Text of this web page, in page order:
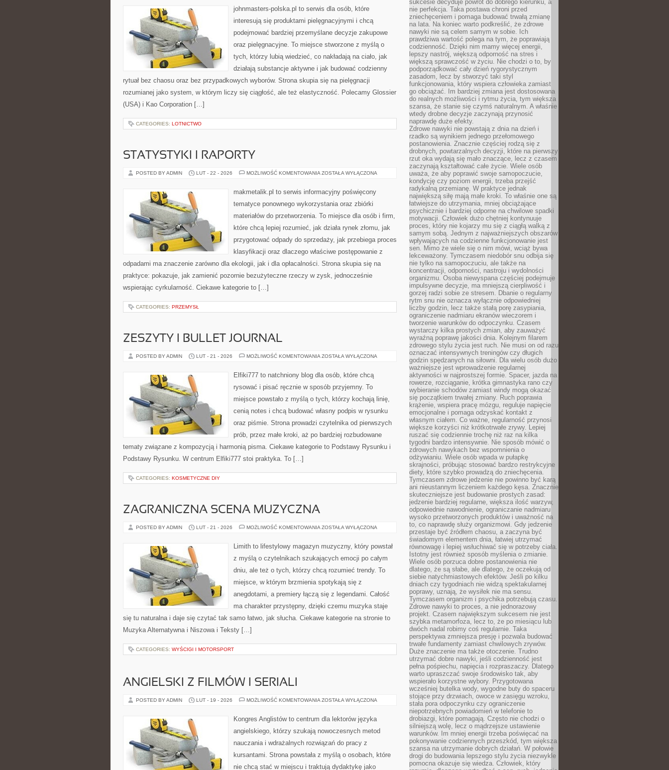
johnmasters-polska.pl to serwis dla osób, które
interesują się produktami pielęgnacyjnymi i chcą
podejmować bardziej przemyślane decyzje zakupowe
oraz pielęgnacyjne. To miejsce stworzone z myślą o
tych, którzy lubią wiedzieć, co nakładają na ciało, jak
działają substancje aktywne i jak budować codzienny
rytuał bez chaosu oraz bez przypadkowych wyborów. Strona skupia się na pielęgnacji
rozumianej jako system, w którym liczy się ciągłość, ale też elastyczność. Polecamy Glossier
(USA) i Kao Corporation […]
CATEGORIES: LOTNICTWO
STATYSTYKI I RAPORTY
POSTED BY ADMIN LUT - 22 - 2026 MOŻLIWOŚĆ KOMENTOWANIA STATYSTYKI
ZOSTAŁA WYŁĄCZONA
makmetalik.pl to serwis informacyjny poświęcony
tematyce ponownego wykorzystania oraz zbiórki
materiałów do przetworzenia. To miejsce dla osób i firm,
które chcą lepiej rozumieć, jak działa rynek złomu, jak
przygotować odpady do sprzedaży, jak przebiega proces
klasyfikacji oraz dlaczego właściwe postępowanie z
odpadami ma znaczenie zarówno dla ekologii, jak i dla opłacalności. Strona skupia się na
praktyce: pokazuje, jak zamienić pozornie bezużyteczne rzeczy w zysk, jednocześnie
wspierając cyrkularność. Ciekawe kategorie to […]
CATEGORIES: PRZEMYSŁ
ZESZYTY I BULLET JOURNAL
POSTED BY ADMIN LUT - 21 - 2026 MOŻLIWOŚĆ KOMENTOWANIA ZESZYTY
JOURNAL
ZOSTAŁA WYŁĄCZONA
Elfiki777 to natchniony blog dla osób, które chcą
rysować i pisać ręcznie w sposób przyjemny. To
miejsce powstało z myślą o tych, którzy kochają linię,
cenią notes i chcą budować własny podpis w rysunku
oraz piśmie. Strona prowadzi czytelnika od pierwszych
prób, przez małe kroki, aż po bardziej rozbudowane
tematy związane z kompozycją i harmonią pisma. Ciekawe kategorie to Podstawy Rysunku i
Podstawy Rysunku. W centrum Elfiki777 stoi praktyka. To […]
CATEGORIES: KOSMETYCZNE DIY
ZAGRANICZNA SCENA MUZYCZNA
POSTED BY ADMIN LUT - 21 - 2026 MOŻLIWOŚĆ KOMENTOWANIA ZAGRANICZNA
ZOSTAŁA WYŁĄCZONA
Limith to lifestylowy magazyn muzyczny, który powstał
z myślą o czytelnikach szukających emocji po całym
dniu, ale też o tych, którzy chcą rozumieć trendy. To
miejsce, w którym brzmienia spotykają się z
anegdotami, a premiery łączą się z legendami. Całość
ma charakter przystępny, dzięki czemu muzyka staje
się tu naturalna i daje się czytać tak samo łatwo, jak słucha. Ciekawe kategorie na stronie to
Muzyka Alternatywna i Niszowa i Teksty […]
CATEGORIES: WYŚCIGI I MOTORSPORT
ANGIELSKI Z FILMÓW I SERIALI
POSTED BY ADMIN LUT - 19 - 2026 MOŻLIWOŚĆ KOMENTOWANIA ANGIELSKI
SERIALI
ZOSTAŁA WYŁĄCZONA
Kongres Anglistów to centrum dla lektorów języka
angielskiego, którzy szukają nowoczesnych metod
nauczania i wdrażalnych rozwiązań do pracy z
kursantami. Strona powstała z myślą o osobach, które
nie chcą stać w miejscu i traktują dydaktykę jako
sukcesie decyduje powrót do dobrego kierunku, a
nie perfekcja. Taka postawa chroni przed
zniechęceniem i pomaga budować trwałą zmianę
na lata. Na koniec warto podkreślić, że zdrowe
nawyki nie są celem samym w sobie. Ich
prawdziwa wartość polega na tym, że poprawiają
codzienność. Dzięki nim mamy więcej energii,
lepszy nastrój, większą odporność na stres i
większą sprawczość w życiu. Nie chodzi o to, by
podporządkować cały dzień rygorystycznym
zasadom, lecz by stworzyć taki styl
funkcjonowania, który wspiera człowieka zamiast
go obciążać. Im bardziej zmiana jest dostosowana
do realnych możliwości i rytmu życia, tym większa
szansa, że stanie się czymś naturalnym. A właśnie
wtedy drobne decyzje zaczynają przynosić
naprawdę duże efekty.
Zdrowe nawyki nie powstają z dnia na dzień i
rzadko są wynikiem jednego przełomowego
postanowienia. Znacznie częściej rodzą się z
drobnych, powtarzalnych decyzji, które na pierwszy
rzut oka wydają się mało znaczące, lecz z czasem
zaczynają kształtować całe życie. Wiele osób
uważa, że aby poprawić swoje samopoczucie,
kondycję czy poziom energii, trzeba przejść
radykalną przemianę. W praktyce jednak
największą siłę mają małe kroki. To właśnie one są
łatwiejsze do utrzymania, mniej obciążające
psychicznie i bardziej odporne na chwilowe spadki
motywacji. Człowiek dużo chętniej kontynuuje
proces, który nie kojarzy mu się z ciągłą walką z
samym sobą. Jednym z najważniejszych obszarów
wpływających na codzienne funkcjonowanie jest
sen. Mimo że wiele się o nim mówi, wciąż bywa
lekceważony. Tymczasem niedobór snu odbija się
nie tylko na samopoczuciu, ale także na
koncentracji, odporności, nastroju i wydolności
organizmu. Osoba niewyspana częściej podejmuje
impulsywne decyzje, ma mniejszą cierpliwość i
gorzej radzi sobie ze stresem. Dbanie o regularny
rytm snu nie oznacza wyłącznie odpowiedniej
liczby godzin, lecz także stałą porę zasypiania,
ograniczenie nadmiaru ekranów wieczorem i
tworzenie warunków do odpoczynku. Czasem
wystarczy kilka prostych zmian, aby zauważyć
wyraźną poprawę jakości dnia. Kolejnym filarem
zdrowego stylu życia jest ruch. Nie musi on od razu
oznaczać intensywnych treningów czy długich
godzin spędzanych na siłowni. Dla wielu osób dużo
ważniejsze jest wprowadzenie regularnej
aktywności w najprostszej formie. Spacer, jazda na
rowerze, rozciąganie, krótka gimnastyka rano czy
wybieranie schodów zamiast windy mogą okazać
się początkiem trwałej zmiany. Ruch poprawia
krążenie, wspiera pracę mózgu, reguluje napięcie
emocjonalne i pomaga odzyskać kontakt z
własnym ciałem. Co ważne, regularność przynosi
większe korzyści niż krótkotrwałe zrywy. Lepiej
ruszać się codziennie trochę niż raz na kilka
tygodni bardzo intensywnie. Nie sposób mówić o
zdrowych nawykach bez wspomnienia o
odżywianiu. Wiele osób wpada w pułapkę
skrajności, próbując stosować bardzo restrykcyjne
diety, które szybko prowadzą do zniechęcenia.
Tymczasem zdrowe jedzenie nie powinno być karą
ani nieustannym liczeniem każdego kęsa. Znacznie
skuteczniejsze jest budowanie prostych zasad:
jedzenie bardziej regularne, większa ilość warzyw,
odpowiednie nawodnienie, ograniczanie nadmiaru
wysoko przetworzonych produktów i uważność na
to, co naprawdę służy organizmowi. Gdy jedzenie
przestaje być źródłem chaosu, a zaczyna być
świadomym elementem dnia, łatwiej utrzymać
równowagę i lepiej wsłuchiwać się w potrzeby ciała.
Istotny jest również sposób myślenia o zmianie.
Wiele osób porzuca dobre postanowienia nie
dlatego, że są słabe, ale dlatego, że oczekują od
siebie natychmiastowych efektów. Jeśli po kilku
dniach czy tygodniach nie widzą spektakularnej
poprawy, uznają, że wysiłek nie ma sensu.
Tymczasem organizm i psychika potrzebują czasu.
Zdrowe nawyki to proces, a nie jednorazowy
projekt. Czasem największym sukcesem nie jest
szybka metamorfoza, lecz to, że po miesiącu lub
dwóch nadal robimy coś regularnie. Taka
perspektywa zmniejsza presję i pozwala budować
trwałe fundamenty zamiast chwilowych zrywów.
Duże znaczenie ma także otoczenie. Trudno
utrzymać dobre nawyki, jeśli codzienność jest
pełna pośpiechu, napięcia i rozpraszaczy. Dlatego
warto upraszczać swoje środowisko tak, aby
wspierało korzystne wybory. Przygotowana
wcześniej butelka wody, wygodne buty do spaceru
stojące przy drzwiach, owoce w zasięgu wzroku,
stała pora odpoczynku czy ograniczenie
niepotrzebnych powiadomień w telefonie to
drobiazgi, które pomagają. Często nie chodzi o
silniejszą wolę, lecz o mądrzejsze ustawienie
warunków. Im mniej energii trzeba poświęcać na
pokonywanie codziennych przeszkód, tym większa
szansa na utrzymanie dobrych działań. W połowie
drogi do budowania lepszego stylu życia niezwykle
pomocna okazuje się wiedza. Człowiek, który